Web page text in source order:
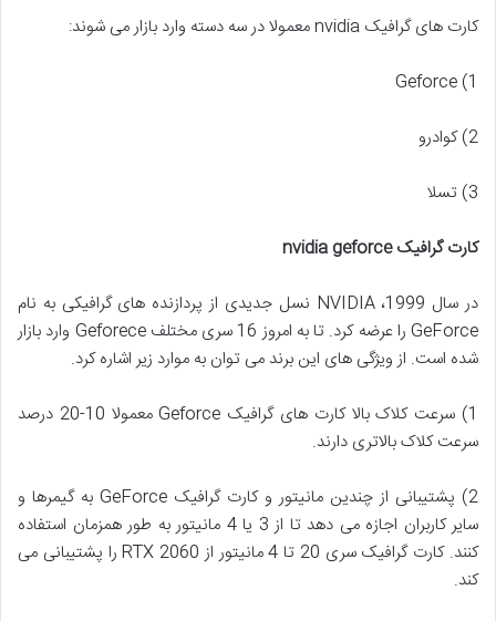
کارت های گرافیک nvidia معمولا در سه دسته وارد بازار می شوند:
1) Geforce
2) کوادرو
3) تسلا
کارت گرافیک nvidia geforce
در سال 1999، NVIDIA نسل جدیدی از پردازنده های گرافیکی به نام
GeForce را عرضه کرد. تا به امروز 16 سری مختلف Geforece وارد بازار
شده است. از ویژگی های این برند می توان به موارد زیر اشاره کرد.
1) سرعت کلاک بالا کارت های گرافیک Geforce معمولا 10-20 درصد
سرعت کلاک بالاتری دارند.
2) پشتیبانی از چندین مانیتور و کارت گرافیک GeForce به گیمرها و
سایر کاربران اجازه می دهد تا از 3 یا 4 مانیتور به طور همزمان استفاده
کنند. کارت گرافیک سری 20 تا 4 مانیتور از RTX 2060 را پشتیبانی می
کند.